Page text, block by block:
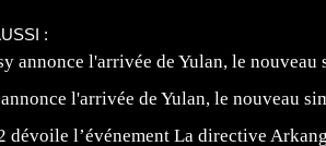
:
l'arrivée de Yulan, le nouveau